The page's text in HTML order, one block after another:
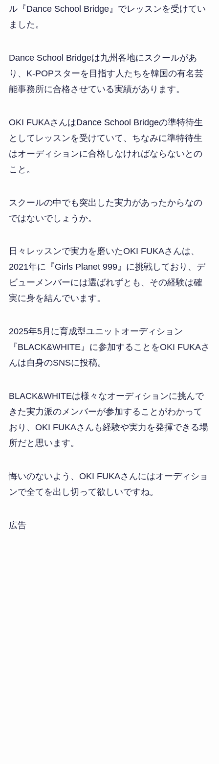
ル『Dance School Bridge』でレッスンを受けてい
ました。
Dance School Bridgeは九州各地にスクールがあ
り、K-POPスターを目指す人たちを韓国の有名芸
能事務所に合格させている実績があります。
OKI FUKAさんはDance School Bridgeの準特待生
としてレッスンを受けていて、ちなみに準特待生
はオーディションに合格しなければならないとの
こと。
スクールの中でも突出した実力があったからなの
ではないでしょうか。
日々レッスンで実力を磨いたOKI FUKAさんは、
2021年に『Girls Planet 999』に挑戦しており、デ
ビューメンバーには選ばれずとも、その経験は確
実に身を結んでいます。
2025年5月に育成型ユニットオーディション
『BLACK&WHITE』に参加することをOKI FUKAさ
んは自身のSNSに投稿。
BLACK&WHITEは様々なオーディションに挑んで
きた実力派のメンバーが参加することがわかって
おり、OKI FUKAさんも経験や実力を発揮できる場
所だと思います。
悔いのないよう、OKI FUKAさんにはオーディショ
ンで全てを出し切って欲しいですね。
広告